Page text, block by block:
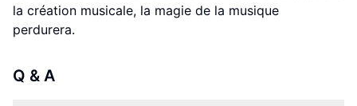
la création musicale, la magie de la musique
perdurera.
Q & A